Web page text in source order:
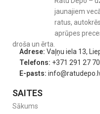
Ar vienu vienkāršu kustību
nodrošinot maksimālu
Izsmalcināts rāmis ar
katrā detaļā.
unikālu, mūsdienīgu izskatu,
jaunajiem
ratus,
aprūpes
droša un ērta.
Adrese: Vaļņu iela 13,
Telefons: +371 291 27
E-pasts:
SAITES
Sākums